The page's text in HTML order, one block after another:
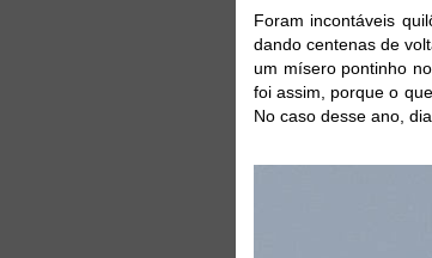
Foram incontáveis
dando centenas de
um mísero pontinho
foi assim, porque o
No caso desse ano,